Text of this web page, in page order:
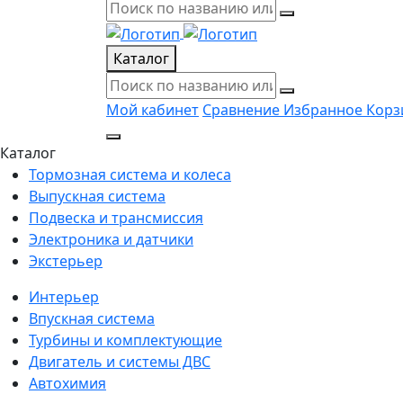
Каталог
Мой кабинет Сравнение Избранное
Каталог
Тормозная система и колеса
Выпускная система
Подвеска и трансмиссия
Электроника и датчики
Экстерьер
Интерьер
Впускная система
Турбины и комплектующие
Двигатель и системы ДВС
Автохимия